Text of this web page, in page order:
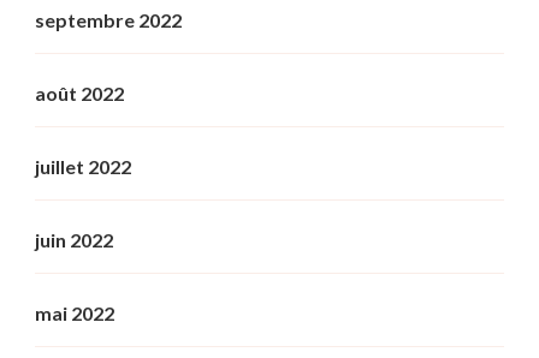
septembre 2022
août 2022
juillet 2022
juin 2022
mai 2022